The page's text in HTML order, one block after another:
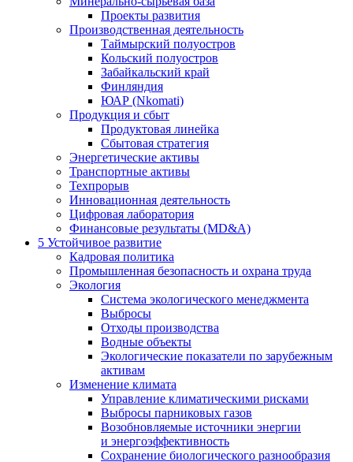
Проекты развития
Производственная деятельность
Таймырский полуостров
Кольский полуостров
Забайкальский край
Финляндия
ЮАР (Nkomati)
Продукция и сбыт
Продуктовая линейка
Сбытовая стратегия
Энергетические активы
Транспортные активы
Техпрорыв
Инновационная деятельность
Цифровая лаборатория
Финансовые результаты (MD&A)
5 Устойчивое развитие
Кадровая политика
Промышленная безопасность и охрана труда
Экология
Система экологического менеджмента
Выбросы
Отходы производства
Водные объекты
Экологические показатели по зарубежным
активам
Изменение климата
Управление климатическими рисками
Выбросы парниковых газов
Возобновляемые источники энергии
и энергоэффективность
Сохранение биологического разнообразия